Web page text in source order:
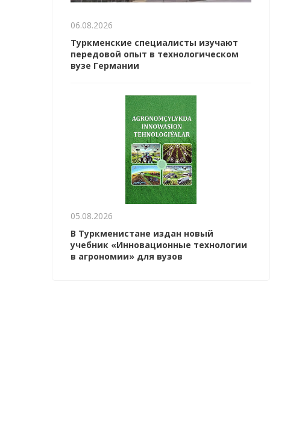
06.08.2026
Туркменские специалисты изучают
передовой опыт в технологическом
вузе Германии
05.08.2026
В Туркменистане издан новый
учебник «Инновационные технологии
в агрономии» для вузов